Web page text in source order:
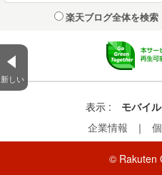
新しい
楽天ブログ全体を検索
表示 : モバイル
企業情報
｜
© Rakuten